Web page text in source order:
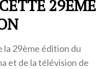
29ÈME
la 29ème édition du
et de la télévision de